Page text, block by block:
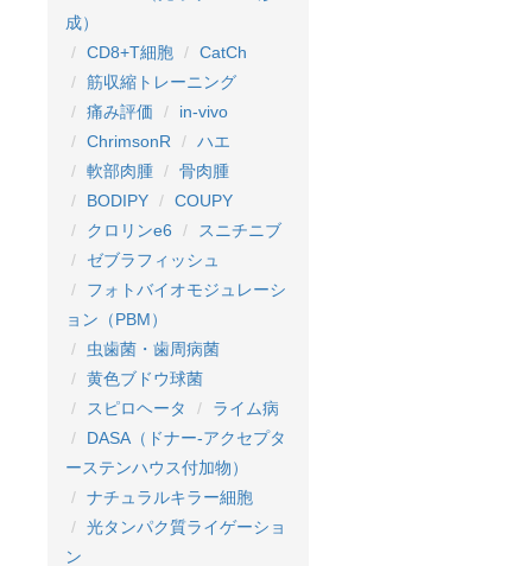
成）
CD8+T細胞
CatCh
筋収縮トレーニング
痛み評価
in-vivo
ChrimsonR
ハエ
軟部肉腫
骨肉腫
BODIPY
COUPY
クロリンe6
スニチニブ
ゼブラフィッシュ
フォトバイオモジュレーシ
ョン（PBM）
虫歯菌・歯周病菌
黄色ブドウ球菌
スピロヘータ
ライム病
DASA（ドナー-アクセプタ
ーステンハウス付加物）
ナチュラルキラー細胞
光タンパク質ライゲーショ
ン